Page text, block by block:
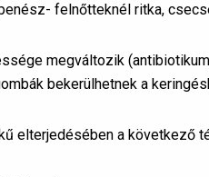
felnőtteknél ritka,
megváltozik
bekerülhetnek a
elterjedésében a következő